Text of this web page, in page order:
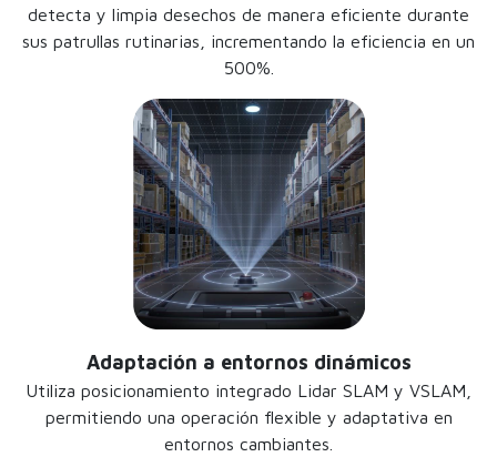
detecta y limpia desechos de manera eficiente durante
sus patrullas rutinarias, incrementando la eficiencia en un
500%.
Adaptación a entornos dinámicos
Utiliza posicionamiento integrado Lidar SLAM y VSLAM,
permitiendo una operación flexible y adaptativa en
entornos cambiantes.